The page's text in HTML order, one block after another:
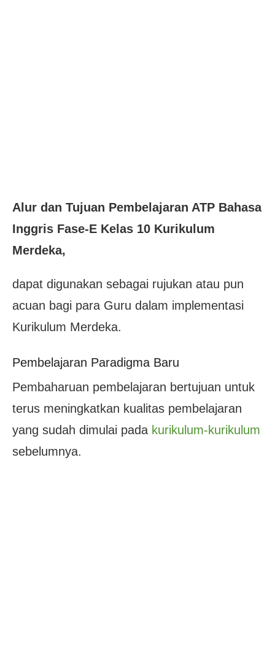
Alur dan Tujuan Pembelajaran ATP Bahasa
Inggris Fase-E Kelas 10 Kurikulum
Merdeka,
dapat digunakan sebagai rujukan atau pun
acuan bagi para Guru dalam implementasi
Kurikulum Merdeka.
Pembelajaran Paradigma Baru
Pembaharuan pembelajaran bertujuan untuk
terus meningkatkan kualitas pembelajaran
yang sudah dimulai pada kurikulum-kurikulum
sebelumnya.